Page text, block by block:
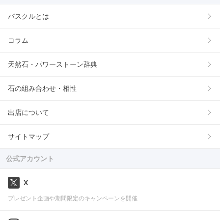
パスクルとは
コラム
天然石・パワーストーン辞典
石の組み合わせ・相性
出店について
サイトマップ
公式アカウント
X
プレゼント企画や期間限定のキャンペーンを開催